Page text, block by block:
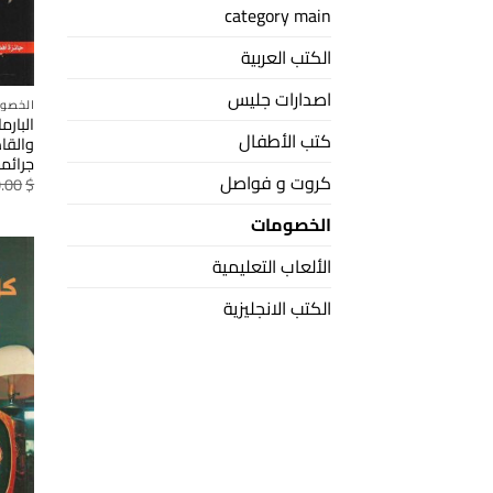
category main
الكتب العربية
اصدارات جليس
كتب الأطفال
كروت و فواصل
الخصومات
الألعاب التعليمية
الكتب الانجليزية
$